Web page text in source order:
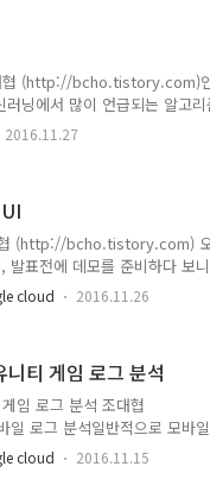
느정도 이해하게 되었는데, 역
다. 텐서 플로우에 대해 공부
은 유투브의 이찬우님의 강의
협 (http://bcho.tistory.com)
닝에서 많이 언급되는 알고
나의 종류로 인공 신경망 알고
두뇌가 여러개의 뉴론으로 연결
면 다음과 같은 모양이 된다.
피부에서 촉각)을 입력 받고,
신경 자극을 입력 받아서 신호
2016.11.27
(http://bcho.tistory.com) 오
표전에 데모를 준비하다 보
Container Engine)에
Container Service
라우드 컨테이너 서비스이다.
중으로 운영에 적용하기..
cloud 2016.11.26
티 게임 로그 분석
임 로그 분석 조대협
로그 분석일반적으로 모바
하다가 자체 구축으로 가는 경
션으로는 구글 애널러틱스, 야
cloud 2016.11.15